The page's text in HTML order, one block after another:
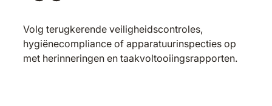
Volg terugkerende veiligheidscontroles,
hygiënecompliance of apparatuurinspecties op
met herinneringen en taakvoltooiingsrapporten.